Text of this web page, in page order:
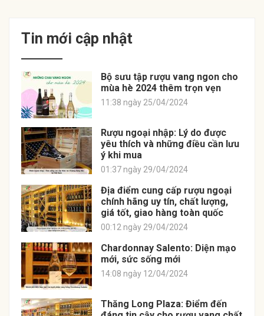
Tin mới cập nhật
Bộ sưu tập rượu vang ngon cho
mùa hè 2024 thêm trọn vẹn
11:38 ngày 25/04/2024
Rượu ngoại nhập: Lý do được
yêu thích và những điều cần lưu
ý khi mua
01:37 ngày 29/04/2024
Địa điểm cung cấp rượu ngoại
chính hãng uy tín, chất lượng,
giá tốt, giao hàng toàn quốc
00:12 ngày 29/04/2024
Chardonnay Salento: Diện mạo
mới, sức sống mới
14:08 ngày 12/04/2024
Thăng Long Plaza: Điểm đến